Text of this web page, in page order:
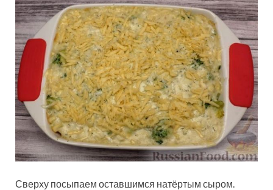
Сверху посыпаем оставшимся натёртым сыром.